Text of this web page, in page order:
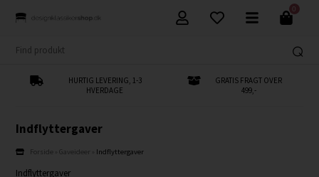
0
HURTIG LEVERING, 1-3
HVERDAGE
GRATIS FRAGT OVER
499,-
Indflyttergaver
Forside »Gaveideer Indflyttergaver
Indflyttergaver